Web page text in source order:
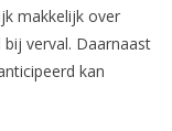
makkelijk over
verval. Daarnaast
kan